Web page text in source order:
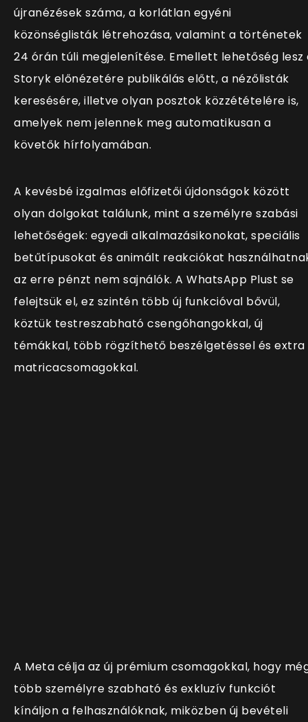
újranézések száma, a korlátlan egyéni
közönséglisták létrehozása, valamint a történetek
24 órán túli megjelenítése. Emellett lehetőség lesz
Storyk előnézetére publikálás előtt, a nézőlisták
keresésére, illetve olyan posztok közzétételére is,
amelyek nem jelennek meg automatikusan a
követők hírfolyamában.
A kevésbé izgalmas előfizetői újdonságok között
olyan dolgokat találunk, mint a személyre szabási
lehetőségek: egyedi alkalmazásikonokat, speciális
betűtípusokat és animált reakciókat
az erre pénzt nem sajnálók. A WhatsApp Plust se
felejtsük el, ez szintén több új funkcióval bővül,
köztük testreszabható csengőhangokkal, új
témákkal, több rögzíthető beszélgetéssel és extra
matricacsomagokkal.
A Meta célja az új prémium csomagokkal, hogy
több személyre szabható és exkluzív funkciót
kínáljon a felhasználóknak, miközben új bevételi